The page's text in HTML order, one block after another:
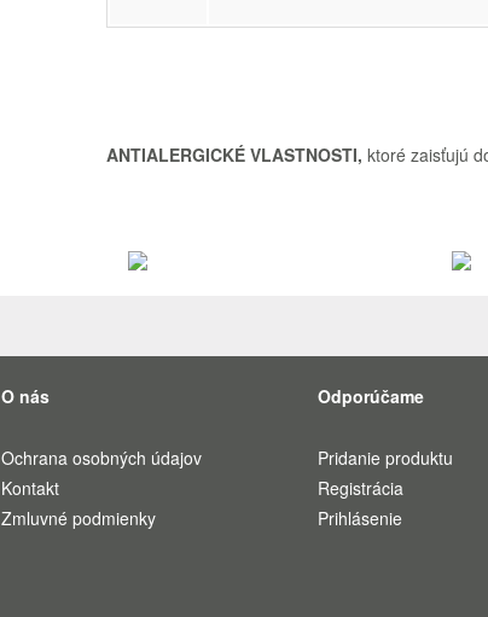
ANTIALERGICKÉ VLASTNOSTI, ktoré zaisťujú
O nás
Ochrana osobných údajov
Kontakt
Zmluvné podmienky
Odporúčame
Pridanie produktu
Registrácia
Prihlásenie